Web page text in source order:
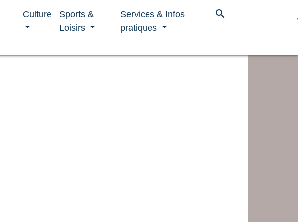
Culture
Sports &
Loisirs
Services & Infos
pratiques
search